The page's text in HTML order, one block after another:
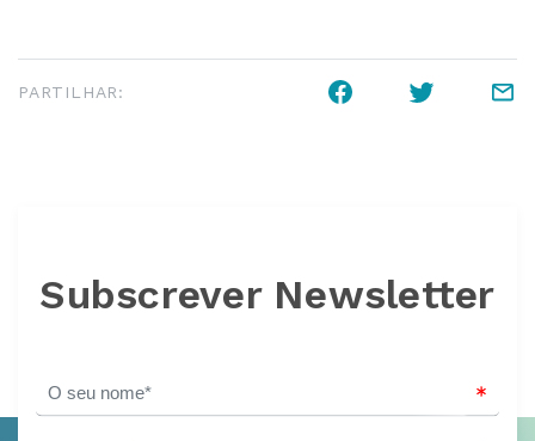
PARTILHAR:
Subscrever Newsletter